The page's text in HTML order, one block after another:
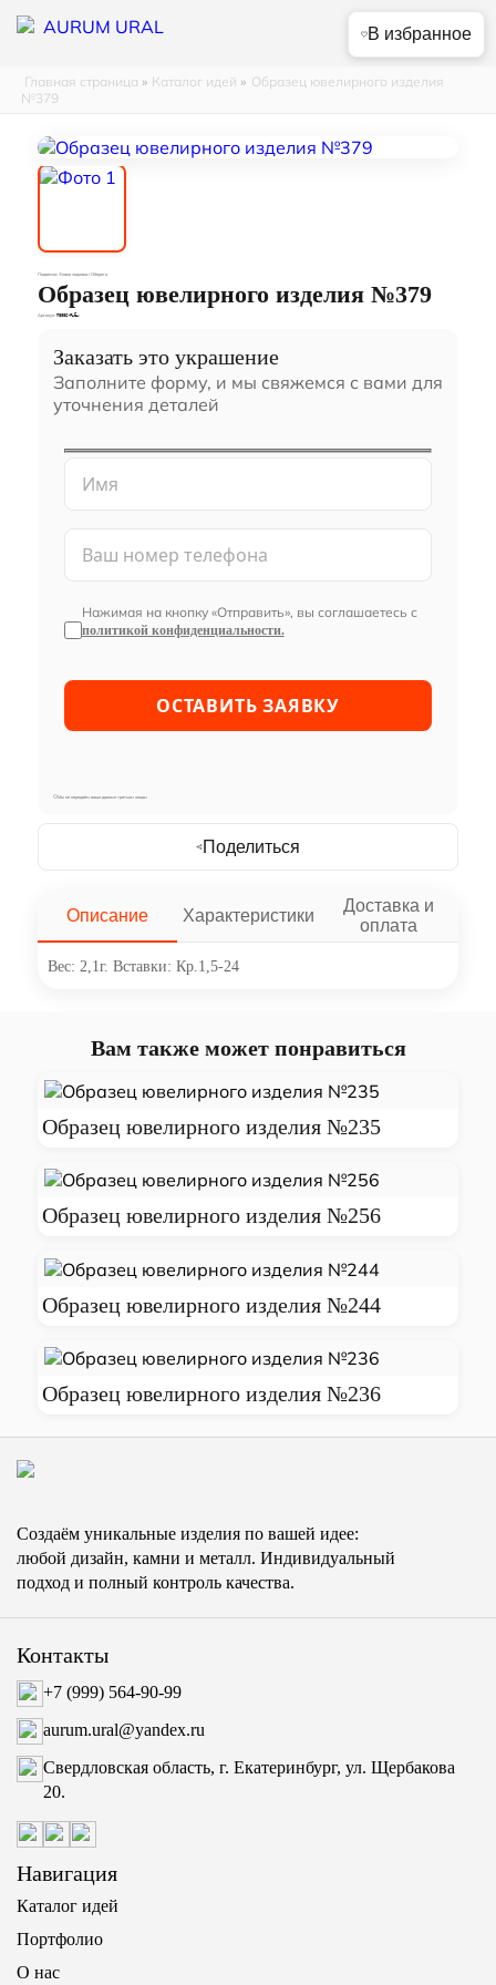
Главная страница » Каталог идей » Образец ювелирного изделия
№379
Подвески: Знаки зодиака / Обереги.
Образец ювелирного изделия №379
Артикул: П0006-Рыбы
Заказать это украшение
Заполните форму, и мы свяжемся с вами для
уточнения деталей
Нажимая на кнопку «Отправить», вы соглашаетесь с
политикой конфиденциальности.
Мы не передаём ваши данные третьим лицам
В избранное
Поделиться
Описание Характеристики
Доставка и
оплата
Вес: 2,1г. Вставки: Кр.1,5-24
Вам также может понравиться
Образец ювелирного изделия №235
Образец ювелирного изделия №256
Образец ювелирного изделия №244
Образец ювелирного изделия №236
Создаём уникальные изделия по вашей идее:
любой дизайн, камни и металл. Индивидуальный
подход и полный контроль качества.
Контакты
+7 (999) 564-90-99
aurum.ural@yandex.ru
Свердловская область, г. Екатеринбург, ул. Щербакова
20.
Навигация
Каталог идей
Портфолио
О нас